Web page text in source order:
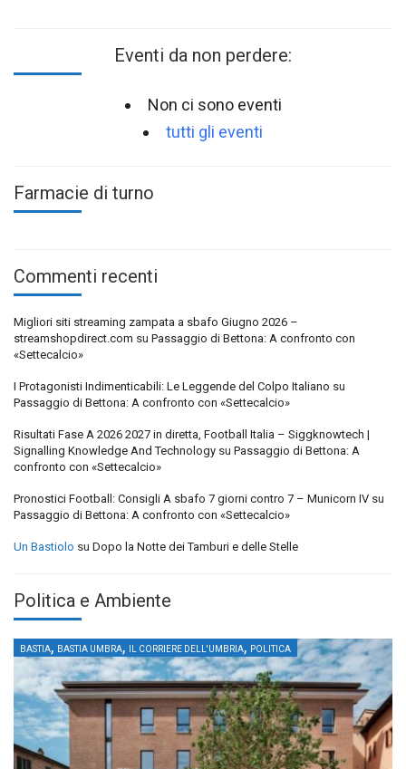
Eventi da non perdere:
Non ci sono eventi
tutti gli eventi
Farmacie di turno
Commenti recenti
Migliori siti streaming zampata a sbafo Giugno 2026 –
streamshopdirect.com su Passaggio di Bettona: A confronto con
«Settecalcio»
I Protagonisti Indimenticabili: Le Leggende del Colpo Italiano su
Passaggio di Bettona: A confronto con «Settecalcio»
Risultati Fase A 2026 2027 in diretta, Football Italia – Siggknowtech |
Signalling Knowledge And Technology su Passaggio di Bettona: A
confronto con «Settecalcio»
Pronostici Football: Consigli A sbafo 7 giorni contro 7 – Municorn IV su
Passaggio di Bettona: A confronto con «Settecalcio»
Un Bastiolo su Dopo la Notte dei Tamburi e delle Stelle
Politica e Ambiente
BASTIA, BASTIA UMBRA, IL CORRIERE DELL'UMBRIA, POLITICA